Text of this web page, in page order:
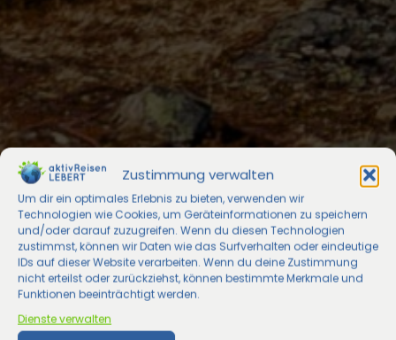
Zustimmung verwalten
Um dir ein optimales Erlebnis zu bieten, verwenden wir
Technologien wie Cookies, um Geräteinformationen zu speichern
und/oder darauf zuzugreifen. Wenn du diesen Technologien
zustimmst, können wir Daten wie das Surfverhalten oder eindeutige
IDs auf dieser Website verarbeiten. Wenn du deine Zustimmung
nicht erteilst oder zurückziehst, können bestimmte Merkmale und
Funktionen beeinträchtigt werden.
Dienste verwalten